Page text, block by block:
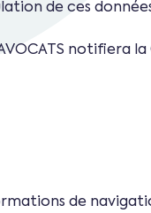
de ces
notifiera la
de